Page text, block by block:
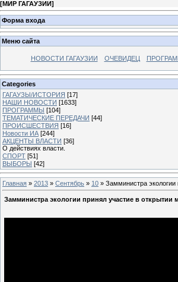
[МИР ГАГАУЗИИ]
Форма входа
Меню сайта
НОВОСТИ ГАГАУЗИИ ОЧЕВИДЕЦ
Categories
ГАГАУЗЫ/ИСТОРИЯ [17]
НАШИ НОВОСТИ [1633]
ПРОГРАММЫ [104]
ТЕМАТИЧЕСКИЕ ПЕРЕДАЧИ [44]
ПРОИСШЕСТВИЯ [16]
Новости ИА [244]
АКЦЕНТЫ ВЛАСТИ [36]
О действиях власти.
СПОРТ [51]
ВЫБОРЫ [42]
Главная » 2013 » Сентябрь » 10 » Замминистра
Замминистра экологии принял участие в